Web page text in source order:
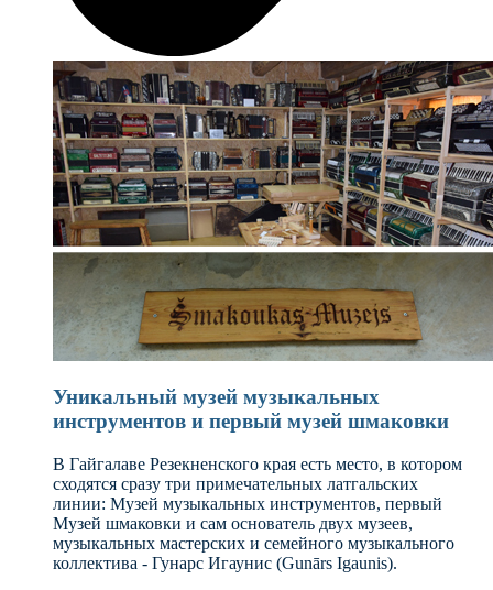
Уникальный музей музыкальных
инструментов и первый музей шмаковки
В Гайгалаве Резекненского края есть место, в котором
сходятся сразу три примечательных латгальских
линии: Музей музыкальных инструментов, первый
Музей шмаковки и сам основатель двух музеев,
музыкальных мастерских и семейного музыкального
коллектива - Гунарс Игаунис (Gunārs Igaunis).